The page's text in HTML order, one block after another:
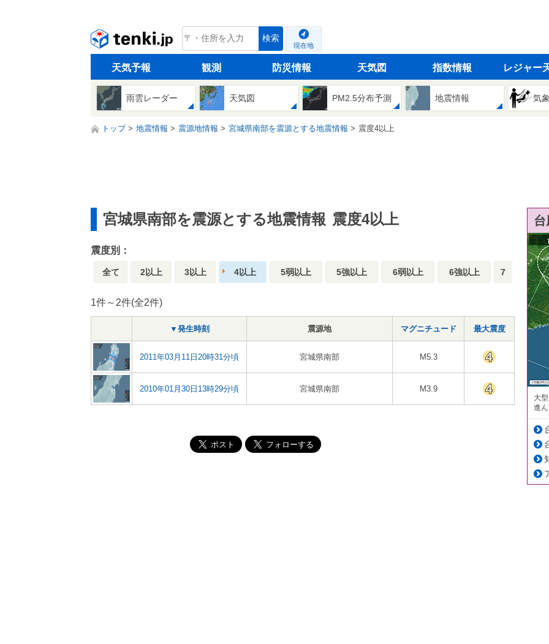
tenki.jp 検索
現在地
天気予報 観測 防災情報 天気図 指数情報 レジャー
雨雲レーダー 天気図 PM2.5分布予測 地震情報 気
トップ 地震情報 震源地情報 宮城県南部を震源とする地震情報 震度4以上
宮城県南部を震源とする地震情報 震度4以上
震度別：
全て 2以上 3以上 4以上 5弱以上 5強以上 6弱以上 6強以上 7
1件～2件(全2件)
▼発生時刻 震源地 マグニチュード 最大震度
2011年03月11日20時31分頃 宮城県南部 M5.3
2010年01月30日13時29分頃 宮城県南部 M3.9
大
進